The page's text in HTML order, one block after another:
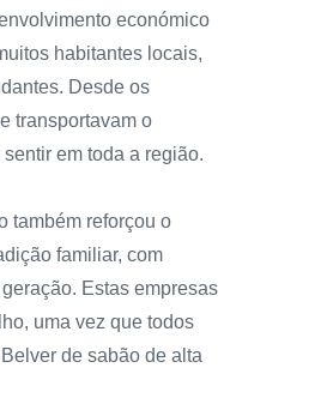
económico
habitantes locais,
Desde os
transportavam o
em toda a região.
também reforçou o
familiar, com
Estas empresas
uma vez que todos
de sabão de alta